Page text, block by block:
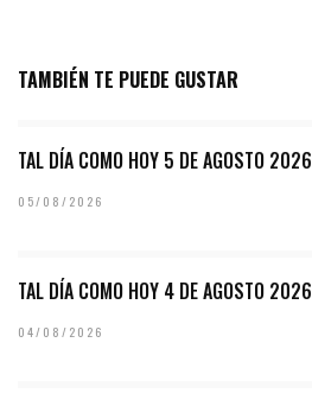
TAMBIÉN TE PUEDE GUSTAR
TAL DÍA COMO HOY 5 DE AGOSTO 2026
05/08/2026
TAL DÍA COMO HOY 4 DE AGOSTO 2026
04/08/2026